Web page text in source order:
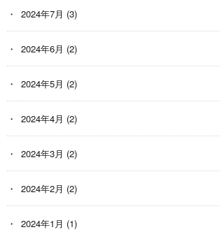
2024年7月 (3)
2024年6月 (2)
2024年5月 (2)
2024年4月 (2)
2024年3月 (2)
2024年2月 (2)
2024年1月 (1)